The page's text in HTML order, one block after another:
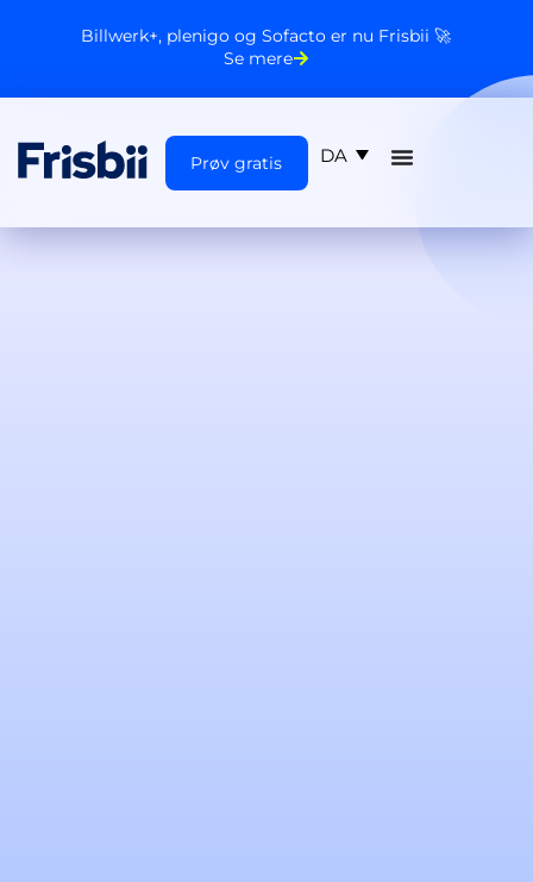
Billwerk+, plenigo og Sofacto er nu Frisbii 🚀
Se mere
Prøv gratis DA